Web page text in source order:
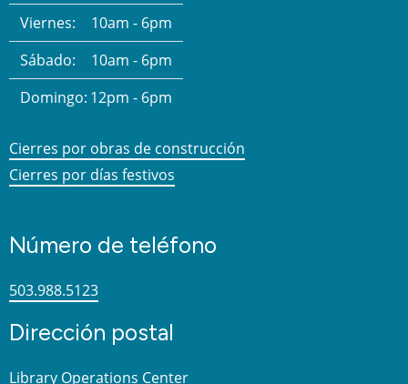
Viernes:
10am - 6pm
Sábado:
10am - 6pm
Domingo: 12pm - 6pm
Cierres por obras de construcción
Cierres por días festivos
Número de teléfono
503.988.5123
Dirección postal
Library Operations Center